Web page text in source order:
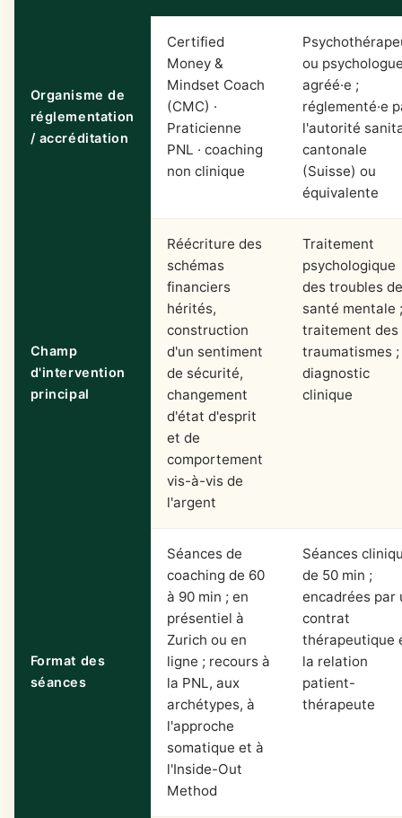
Organisme de
réglementation
/ accréditation
Certified
Money &
Mindset Coach
(CMC) ·
Praticienne
PNL · coaching
non clinique
ou
agréé·e ;
réglementé·e
l'autorité
cantonale
(Suisse) ou
équivalente
Champ
d'intervention
principal
Réécriture des
schémas
financiers
hérités,
construction
d'un sentiment
de sécurité,
changement
d'état d'esprit
et de
comportement
vis-à-vis de
l'argent
Traitement
psychologique
des troubles de
santé mentale ;
traitement des
traumatismes ;
diagnostic
clinique
Format des
séances
Séances de
coaching de 60
à 90 min ; en
présentiel à
Zurich ou en
ligne ; recours à
la PNL, aux
archétypes, à
l'approche
somatique et à
l'Inside-Out
Method
Séances
de 50 min ;
encadrées par
contrat
thérapeutique
la relation
patient-
thérapeute